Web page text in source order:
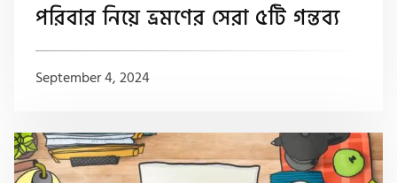
পরিবার নিয়ে ভ্রমণের সেরা ৫টি গন্তব্য
September 4, 2024